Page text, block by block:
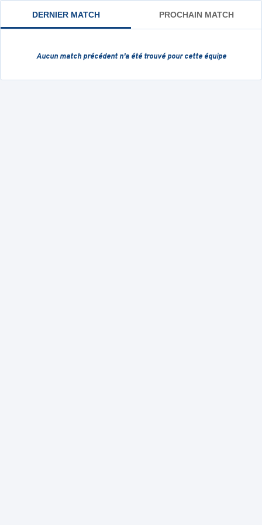
DERNIER MATCH PROCHAIN MATCH
Aucun match précédent n'a été trouvé pour cette équipe